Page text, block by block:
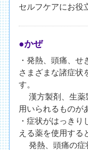
セルフケアにお役
●かぜ
・発熱、頭痛、
さまざまな諸症状
す。
漢方製剤、生薬
用いられるものが
・症状がはっき
える薬を使用する
発熱、頭痛の症